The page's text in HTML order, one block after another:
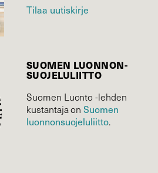
Tilaa uutiskirje
SUOMEN LUONNON­
SUOJELU­LIITTO
Suomen Luonto -lehden
kustantaja onSuomen
luonnonsuojelu­liitto.